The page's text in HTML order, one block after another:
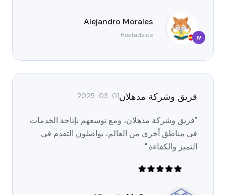
”
Alejandro Morales
Hostadvice
فريق وشركة مذهلان2025-03-01
"فريق وشركة مذهلان، ومع توسعهم بإتاحة الخدمات
في مناطق أخرى من العالم، يواصلون التقدم في
التميز والكفاءة."